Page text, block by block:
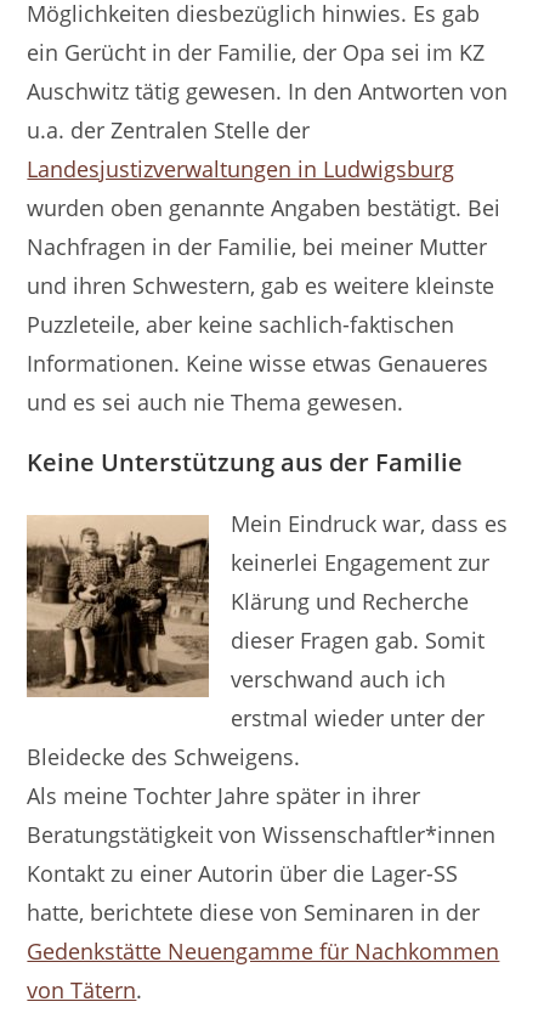
Möglichkeiten diesbezüglich hinwies. Es gab
ein Gerücht in der Familie, der Opa sei im KZ
Auschwitz tätig gewesen. In den Antworten von
u.a. der Zentralen Stelle der
Landesjustizverwaltungen in Ludwigsburg
wurden oben genannte Angaben bestätigt. Bei
Nachfragen in der Familie, bei meiner Mutter
und ihren Schwestern, gab es weitere kleinste
Puzzleteile, aber keine sachlich-faktischen
Informationen. Keine wisse etwas Genaueres
und es sei auch nie Thema gewesen.
Keine Unterstützung aus der Familie
Mein Eindruck war, dass es
keinerlei Engagement zur
Klärung und Recherche
dieser Fragen gab. Somit
verschwand auch ich
erstmal wieder unter der
Bleidecke des Schweigens.
Als meine Tochter Jahre später in ihrer
Beratungstätigkeit von Wissenschaftler*innen
Kontakt zu einer Autorin über die Lager-SS
hatte, berichtete diese von Seminaren in der
Gedenkstätte Neuengamme für Nachkommen
von Tätern.